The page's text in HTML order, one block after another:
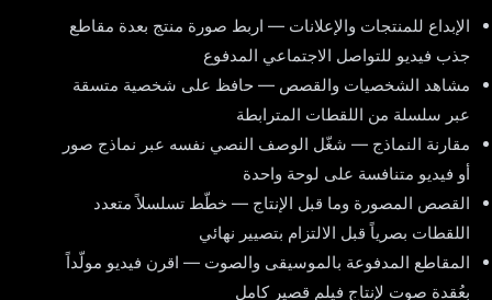
الإبداع للمنتجات والإعلانات — اربط صورة منتج بعدة مقاطع
جذب فيديو للتواصل الاجتماعي المدفوع
مشاهد الشخصيات والقصص — حافظ على شخصية متسقة
عبر سلسلة من اللقطات المترابطة
مقارنة النماذج — شغّل الوصف النصي نفسه عبر نماذج صور
أو فيديو متنافسة على لوحة واحدة
القصص المصورة وما قبل الإنتاج — خطّط تسلسلاً متعدد
اللقطات بصرياً قبل الالتزام بتصيير نهائي
المقاطع المدفوعة بالموسيقى والصوت — اقرن فيديو مولّداً
بعُقدة صوت لإنتاج فيلم قصير كامل